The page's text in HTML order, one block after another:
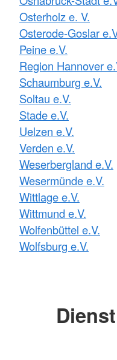
Osterholz e. V.
Osterode-Goslar
Peine e.V.
Region Hannover
Schaumburg e.V.
Soltau e.V.
Stade e.V.
Uelzen e.V.
Verden e.V.
Weserbergland e.V.
Wesermünde e.V.
Wittlage e.V.
Wittmund e.V.
Wolfenbüttel e.V.
Wolfsburg e.V.